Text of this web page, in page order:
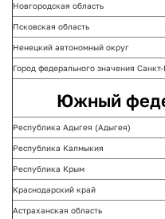
Новгородская область
Псковская область
Ненецкий автономный округ
Город федерального значения
Южный
Республика Адыгея (Адыгея)
Республика Калмыкия
Республика Крым
Краснодарский край
Астраханская область